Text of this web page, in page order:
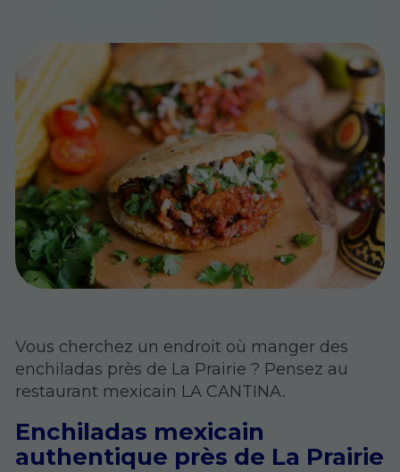
Vous cherchez un endroit où manger des
enchiladas près de La Prairie ? Pensez au
restaurant mexicain LA CANTINA.
Enchiladas mexicain
authentique près de La Prairie